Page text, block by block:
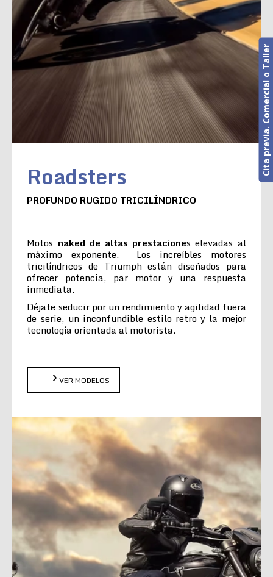
Roadsters
PROFUNDO RUGIDO TRICILÍNDRICO
Motos naked de altas prestaciones elevadas al
máximo exponente. Los increíbles motores
tricilíndricos de Triumph están diseñados para
ofrecer potencia, par motor y una respuesta
inmediata.
Déjate seducir por un rendimiento y agilidad fuera
de serie, un inconfundible estilo retro y la mejor
tecnología orientada al motorista.
VER MODELOS
Cita previa. Comercial o Taller